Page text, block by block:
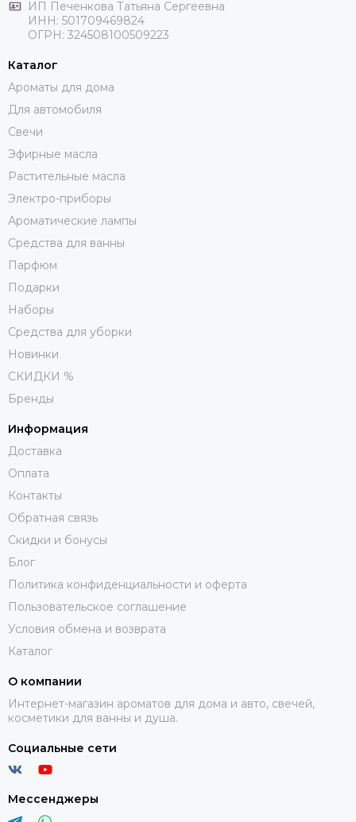
ИП Печенкова Татьяна Сергеевна
ИНН: 501709469824
ОГРН: 324508100509223
Каталог
Ароматы для дома
Для автомобиля
Свечи
Эфирные масла
Растительные масла
Электро-приборы
Ароматические лампы
Средства для ванны
Парфюм
Подарки
Наборы
Средства для уборки
Новинки
СКИДКИ %
Бренды
Информация
Доставка
Оплата
Контакты
Обратная связь
Скидки и бонусы
Блог
Политика конфиденциальности и оферта
Пользовательское соглашение
Условия обмена и возврата
Каталог
О компании
Интернет-магазин ароматов для дома и авто, свечей,
косметики для ванны и душа.
Социальные сети
Мессенджеры